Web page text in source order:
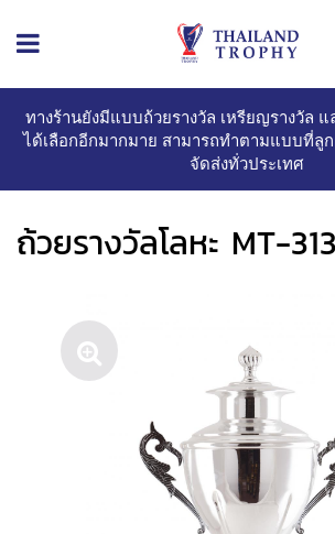
ทางร้านยังมีแบบถ้วยรางวัล เหรียญรางวัล แ
ได้เลือกอีกมากมาย สามารถทำตามแบบที่ลู
จัดส่งทั่วประเทศ
ถ้วยรางวัลโลหะ MT-